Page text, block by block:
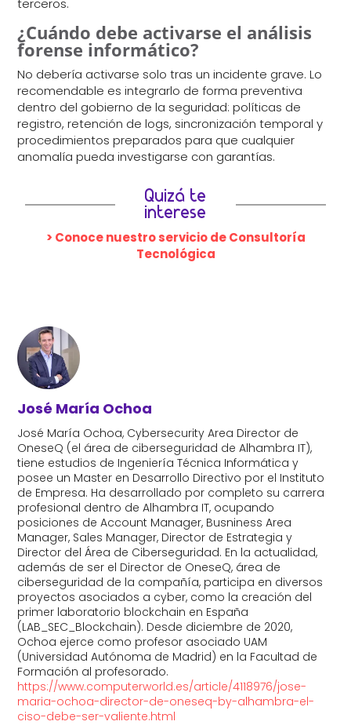
¿Cuándo debe activarse el análisis
forense informático?
No debería activarse solo tras un incidente grave. Lo
recomendable es integrarlo de forma preventiva
dentro del gobierno de la seguridad: políticas de
registro, retención de logs, sincronización temporal y
procedimientos preparados para que cualquier
anomalía pueda investigarse con garantías.
Quizá te
interese
> Conoce nuestro servicio de Consultoría
Tecnológica
José María Ochoa
José María Ochoa, Cybersecurity Area Director de
OneseQ (el área de ciberseguridad de Alhambra IT),
tiene estudios de Ingeniería Técnica Informática y
posee un Master en Desarrollo Directivo por el Instituto
de Empresa. Ha desarrollado por completo su carrera
profesional dentro de Alhambra IT, ocupando
posiciones de Account Manager, Busniness Area
Manager, Sales Manager, Director de Estrategia y
Director del Área de Ciberseguridad. En la actualidad,
además de ser el Director de OneseQ, área de
ciberseguridad de la compañía, participa en diversos
proyectos asociados a cyber, como la creación del
primer laboratorio blockchain en España
(LAB_SEC_Blockchain). Desde diciembre de 2020,
Ochoa ejerce como profesor asociado UAM
(Universidad Autónoma de Madrid) en la Facultad de
Formación al profesorado.
https://www.computerworld.es/article/4118976/jose-
maria-ochoa-director-de-oneseq-by-alhambra-el-
ciso-debe-ser-valiente.html